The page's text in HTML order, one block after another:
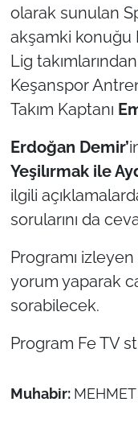
olarak sunulan
akşamki konuğu
Lig
Keşanspor
Takım Kaptanı
Erdoğan Demir’
Yeşilırmak ile
ilgili
sorularını da
Programı
yorum yaparak
sorabilecek.
Program Fe TV
Muhabir:
TEKİRDAĞ
KIRKLARELİ
ÇANAKKALE
Bölge
Güvenlik
Genel
Politika
Flaş Haber